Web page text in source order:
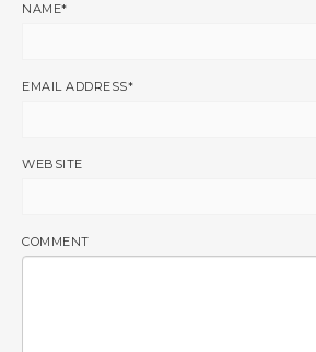
NAME*
EMAIL ADDRESS*
WEBSITE
COMMENT